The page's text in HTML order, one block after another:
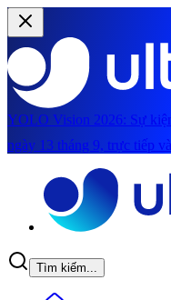
YOLO Vision 2026: Sự
ngày 13 tháng 9, trực tiếp
Tìm kiếm...